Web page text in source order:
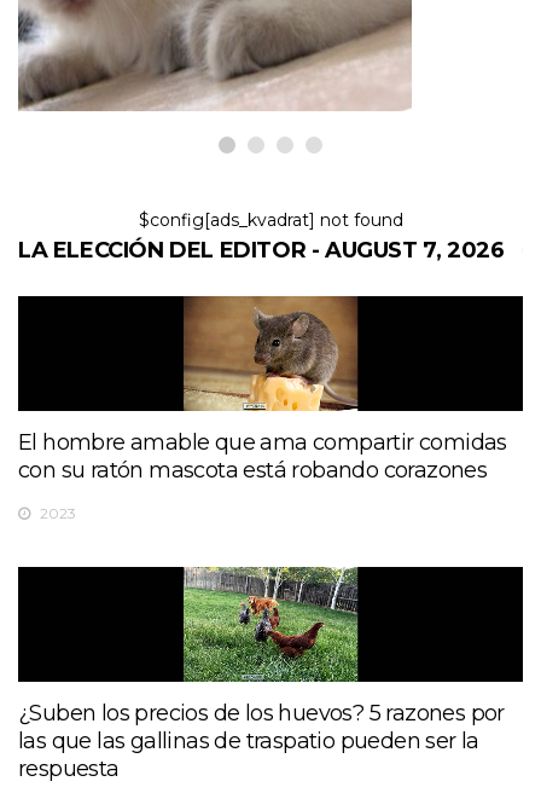
7,2026
$config[ads_kvadrat] not found
LA ELECCIÓN DEL EDITOR - AUGUST 7, 2026
El hombre amable que ama compartir comidas
con su ratón mascota está robando corazones
2023
¿Suben los precios de los huevos? 5 razones por
las que las gallinas de traspatio pueden ser la
respuesta